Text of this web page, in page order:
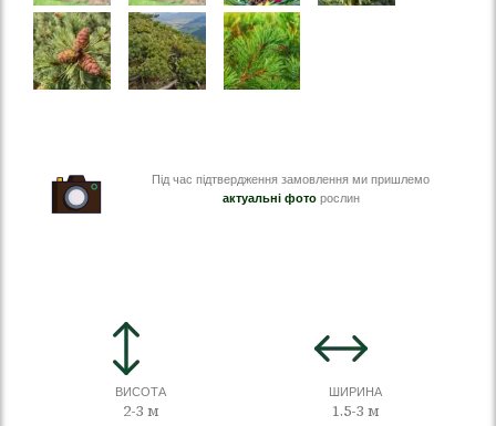
Під час підтвердження замовлення ми пришлемо
актуальні фоторослин
ВИСОТА
2-3 м
ШИРИНА
1.5-3 м